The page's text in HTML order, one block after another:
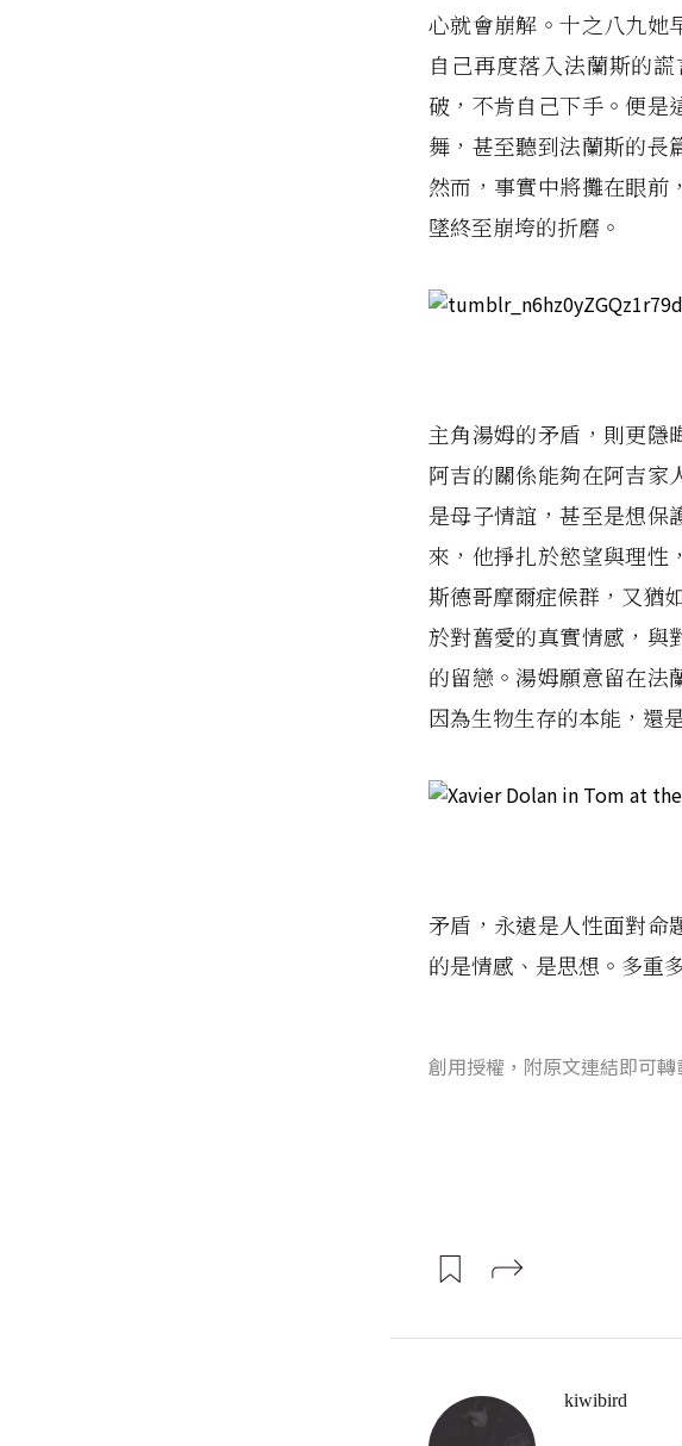
心就會崩解。十之八九她
自己再度落入法蘭斯的
破，不肯自己下手。便是
舞，甚至聽到法蘭斯的長
然而，事實中將攤在眼前
墜終至崩垮的折磨。
主角湯姆的矛盾，則更隱
阿吉的關係能夠在阿吉家
是母子情誼，甚至是想保
來，他掙扎於慾望與理性
斯德哥摩爾症候群，又猶
於對舊愛的真實情感，與
的留戀。湯姆願意留在法
因為生物生存的本能，還
矛盾，永遠是人性面對命
的是情感、是思想。多重
創用授權，附原文連結即可轉
kiwibird